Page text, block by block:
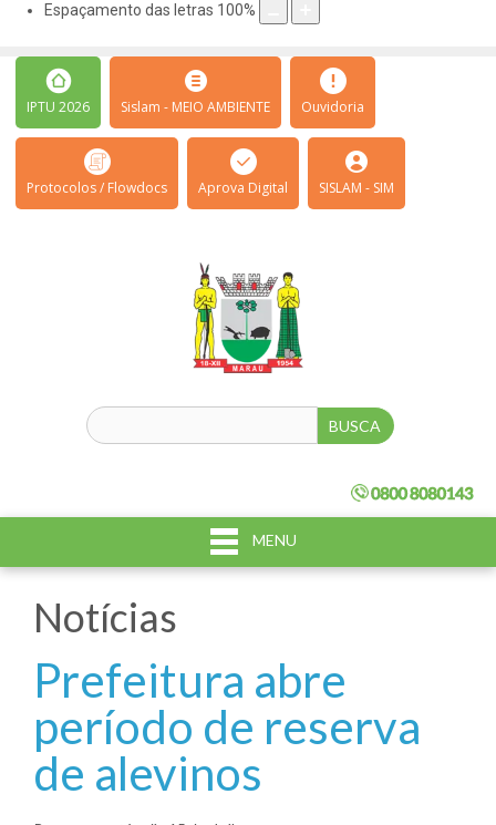
Espaçamento das letras 100%
IPTU 2026 Sislam - MEIO AMBIENTE Ouvidoria
Protocolos / Flowdocs Aprova Digital SISLAM - SIM
MENU
Notícias
Prefeitura abre
período de reserva
de alevinos